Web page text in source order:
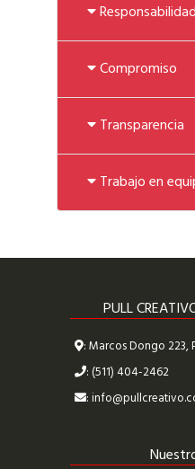
Responsabilidad
Compromiso
Transparencia
Trabajo en
PULL
: Marcos Dongo 223,
: (511) 404-2462
: